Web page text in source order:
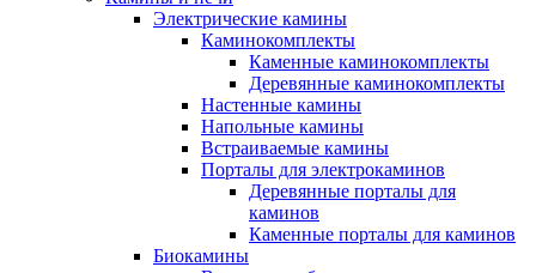
Электрические камины
Каминокомплекты
Каменные каминокомплекты
Деревянные каминокомплекты
Настенные камины
Напольные камины
Встраиваемые камины
Порталы для электрокаминов
Деревянные порталы для
каминов
Каменные порталы для каминов
Биокамины